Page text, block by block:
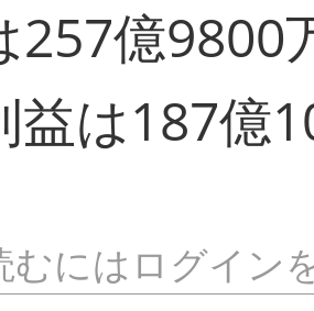
257億9800
益は187億
むにはログイン